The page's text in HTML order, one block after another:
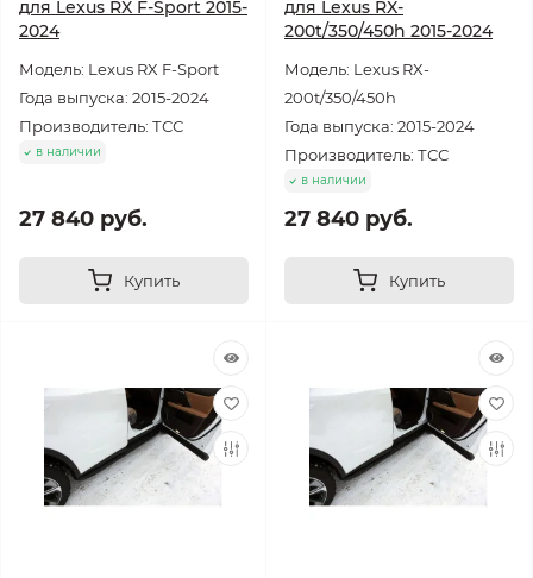
для Lexus RX F-Sport 2015-
2024
Модель: Lexus RX F-Sport
Года выпуска: 2015-2024
Производитель: ТСС
в наличии
27 840 руб.
Купить
для Lexus RX-
200t/350/450h 2015-2024
Модель: Lexus RX-
200t/350/450h
Года выпуска: 2015-2024
Производитель: ТСС
в наличии
27 840 руб.
Купить